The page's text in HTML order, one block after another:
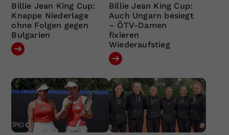
Billie Jean King Cup:
Knappe Niederlage
ohne Folgen gegen
Bulgarien
Billie Jean King Cup:
Auch Ungarn besiegt
– ÖTV-Damen
fixieren
Wiederaufstieg